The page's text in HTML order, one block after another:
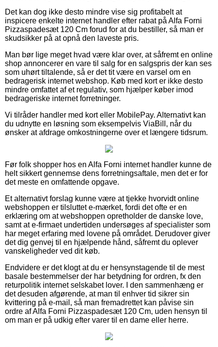
Det kan dog ikke desto mindre vise sig profitabelt at
inspicere enkelte internet handler efter rabat på Alfa Forni
Pizzaspadesæt 120 Cm forud for at du bestiller, så man er
skudsikker på at opnå den laveste pris.
Man bør lige meget hvad være klar over, at såfremt en online
shop annoncerer en vare til salg for en salgspris der kan ses
som uhørt tiltalende, så er det tit være en varsel om en
bedragerisk internet webshop. Køb med kort er ikke desto
mindre omfattet af et regulativ, som hjælper køber imod
bedrageriske internet forretninger.
Vi tilråder handler med kort eller MobilePay. Alternativt kan
du udnytte en løsning som eksempelvis ViaBill, når du
ønsker at afdrage omkostningerne over et længere tidsrum.
Før folk shopper hos en Alfa Forni internet handler kunne de
helt sikkert gennemse dens forretningsaftale, men det er for
det meste en omfattende opgave.
Et alternativt forslag kunne være at tjekke hvorvidt online
webshoppen er tilsluttet e-mærket, fordi det ofte er en
erklæring om at webshoppen opretholder de danske love,
samt at e-firmaet undertiden undersøges af specialister som
har meget erfaring med lovene på området. Derudover giver
det dig genvej til en hjælpende hånd, såfremt du oplever
vanskeligheder ved dit køb.
Endvidere er det klogt at du er hensynstagende til de mest
basale bestemmelser der har betydning for ordren, fx den
returpolitik internet selskabet lover. I den sammenhæng er
det desuden afgørende, at man til enhver tid sikrer sin
kvittering på e-mail, så man fremadrettet kan påvise sin
ordre af Alfa Forni Pizzaspadesæt 120 Cm, uden hensyn til
om man er på udkig efter varer til en dame eller herre.